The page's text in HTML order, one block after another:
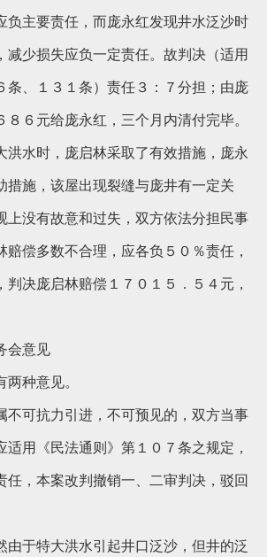
负主要责任，而庞永红发现井水泛沙时
减少损失应负一定责任。故判决（适用
条、１３１条）责任３：７分担；由庞
６元给庞永红，三个月内清付完毕。
水时，庞启林采取了有效措施，庞永
措施，该屋出现裂缝与庞井有一定关
上没有故意和过失，双方依法分担民事
偿多数不合理，应各负５０％责任，
决庞启林赔偿１７０１５．５４元，
会意见
种意见。
可抗力引进，不可预见的，双方当事
适用《民法通则》第１０７条之规定，
任，本案改判撤销一、二审判决，驳回
于特大洪水引起井口泛沙，但井的泛